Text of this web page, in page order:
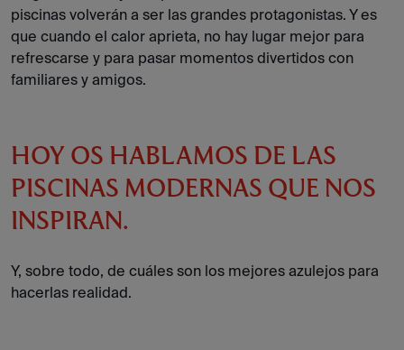
piscinas volverán a ser las grandes protagonistas. Y es
que cuando el calor aprieta, no hay lugar mejor para
refrescarse y para pasar momentos divertidos con
familiares y amigos.
HOY OS HABLAMOS DE LAS
PISCINAS MODERNAS QUE NOS
INSPIRAN.
Y, sobre todo, de cuáles son los mejores azulejos para
hacerlas realidad.